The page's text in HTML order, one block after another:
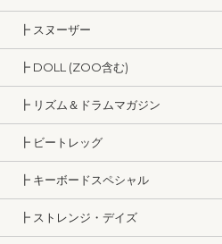
┣ スヌーザー
┣ DOLL (ZOO含む)
┣ リズム＆ドラムマガジン
┣ ビートレッグ
┣ キーボードスペシャル
┣ ストレンジ・デイズ